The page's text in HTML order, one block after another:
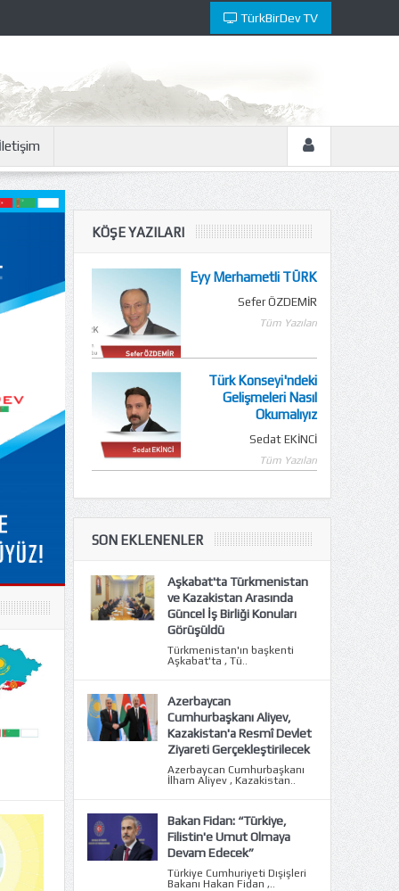
TürkBirDev TV
KÖŞE YAZILARI
Eyy Merhametli TÜRK
Sefer ÖZDEMİR
Tüm Yazıları
Türk Konseyi'ndeki
Gelişmeleri Nasıl
Okumalıyız
Sedat EKİNCİ
Tüm Yazıları
SON EKLENENLER
Aşkabat'ta Türkmenistan
ve Kazakistan Arasında
Güncel İş Birliği Konuları
Görüşüldü
Türkmenistan'ın başkenti
Aşkabat'ta , Tü..
Azerbaycan
Cumhurbaşkanı Aliyev,
Kazakistan'a Resmî Devlet
Ziyareti Gerçekleştirilecek
Azerbaycan Cumhurbaşkanı
İlham Aliyev , Kazakistan..
Bakan Fidan: “Türkiye,
Filistin'e Umut Olmaya
Devam Edecek”
Türkiye Cumhuriyeti Dışişleri
Bakanı Hakan Fidan ,..